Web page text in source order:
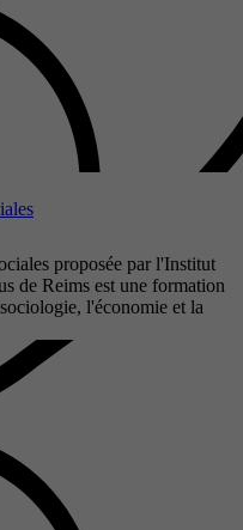
proposée par l'Institut
de Reims est une formation
l'économie et la